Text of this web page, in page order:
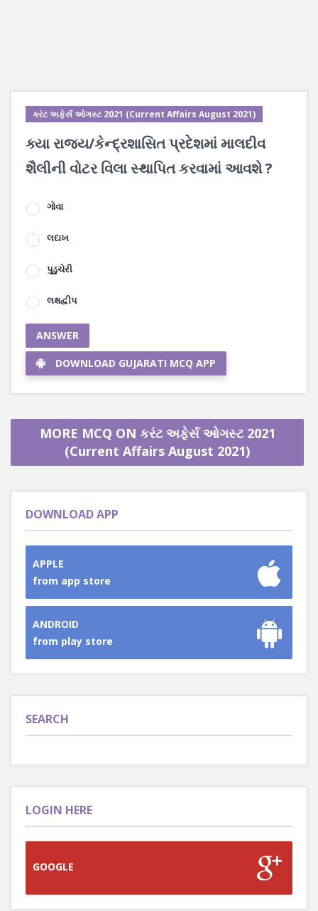
કરંટ અફેર્સ ઓગસ્ટ 2021 (Current Affairs August 2021)
ક્યા રાજ્ય/કેન્દ્રશાસિત પ્રદેશમાં માલદીવ
શૈલીની વોટર વિલા સ્થાપિત કરવામાં આવશે ?
ગોવા
લદાખ
પુડુચેરી
લક્ષદ્વીપ
ANSWER
DOWNLOAD GUJARATI MCQ APP
MORE MCQ ON કરંટ અફેર્સ ઓગસ્ટ 2021
(Current Affairs August 2021)
DOWNLOAD APP
APPLE
from app store
ANDROID
from play store
SEARCH
LOGIN HERE
GOOGLE